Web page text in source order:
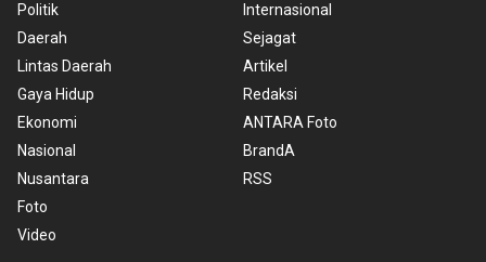
Politik
Daerah
Lintas Daerah
Gaya Hidup
Ekonomi
Nasional
Nusantara
Foto
Video
Internasional
Sejagat
Artikel
Redaksi
ANTARA Foto
BrandA
RSS